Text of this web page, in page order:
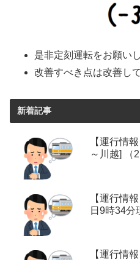
是非定刻運転をお願い
改善すべき点は改善し
新着記事
【運行情
～川越] （
【運行情
日9時34分
【運行情